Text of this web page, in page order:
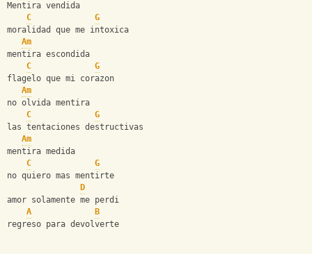
Mentira vendida
C
G
moralidad que me intoxica
Am
mentira escondida
C
G
flagelo que mi corazon
Am
no olvida mentira
C
G
las tentaciones destructivas
Am
mentira medida
C
G
no quiero mas mentirte
D
amor solamente me perdi
A
B
regreso para devolverte